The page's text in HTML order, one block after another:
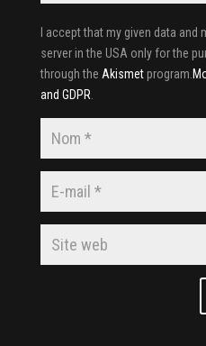
I accept that my given data and
server in the USA only for the
through the Akismetprogram.
and GDPR